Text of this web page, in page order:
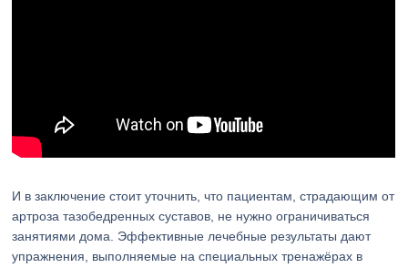
И в заключение стоит уточнить, что пациентам, страдающим от
артроза тазобедренных суставов, не нужно ограничиваться
занятиями дома. Эффективные лечебные результаты дают
упражнения, выполняемые на специальных тренажёрах в